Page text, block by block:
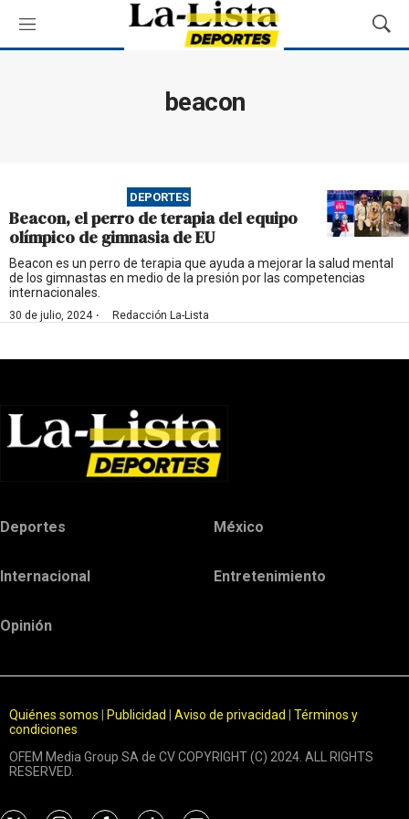
M
e
M
o
ú
s
q
u
e
beacon
DEPORTES
Beacon, el perro de terapia del equipo
olímpico de gimnasia de EU
Beacon es un perro de terapia que ayuda a mejorar la salud mental
de los gimnastas en medio de la presión por las competencias
internacionales.
30 de julio, 2024· Redacción La-Lista
Deportes México
Internacional Entretenimiento
Opinión
Quiénes somos Publicidad Aviso de privacidad
Términos y
condiciones
OFEM Media Group SA de CV COPYRIGHT (C) 2024. ALL RIGHTS
RESERVED.